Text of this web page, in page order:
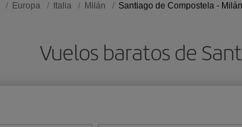
Europa Italia Milán Santiago de Compostela - Milán
Vuelos baratos de